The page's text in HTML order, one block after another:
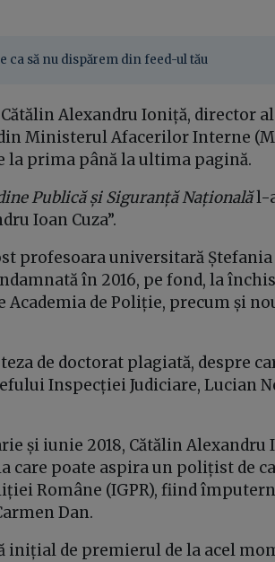
ca să nu dispărem din feed-ul tău
Alexandru Ioniță, director
Ministerul Afacerilor Interne
la prima până la ultima pagină.
Publică și Siguranță Naționalăl-
Ioan Cuza”.
profesoara universitară
în 2016, pe fond, la
Academia de Poliție, precum și
de doctorat plagiată, despre
Inspecției Judiciare, Lucian
și iunie 2018, Cătălin Alexandru
care poate aspira un polițist de
Române (IGPR), fiind
Dan.
inițial de premierul de la acel